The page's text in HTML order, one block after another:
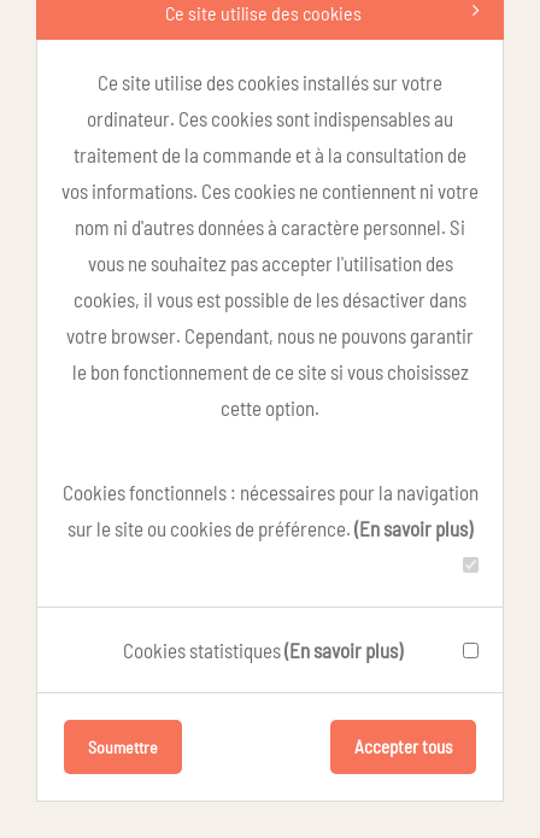
Ce site utilise des cookies
Ce site utilise des cookies installés sur votre
ordinateur. Ces cookies sont indispensables au
traitement de la commande et à la consultation de
vos informations. Ces cookies ne contiennent ni votre
nom ni d'autres données à caractère personnel. Si
vous ne souhaitez pas accepter l'utilisation des
cookies, il vous est possible de les désactiver dans
votre browser. Cependant, nous ne pouvons garantir
le bon fonctionnement de ce site si vous choisissez
cette option.
Cookies fonctionnels : nécessaires pour la navigation
sur le site ou cookies de préférence. (En savoir plus)
Cookies statistiques(En savoir plus)
Soumettre Accepter tous